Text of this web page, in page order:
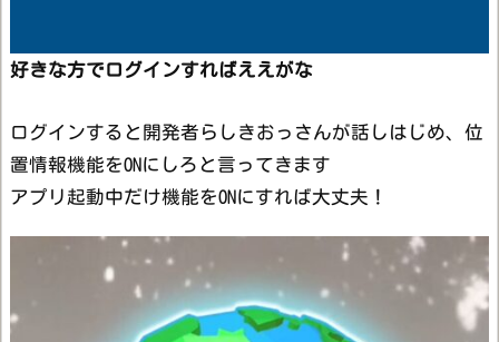
好きな方でログインすればええがな
ログインすると開発者らしきおっさんが話しはじめ、位
置情報機能をONにしろと言ってきます
アプリ起動中だけ機能をONにすれば大丈夫！